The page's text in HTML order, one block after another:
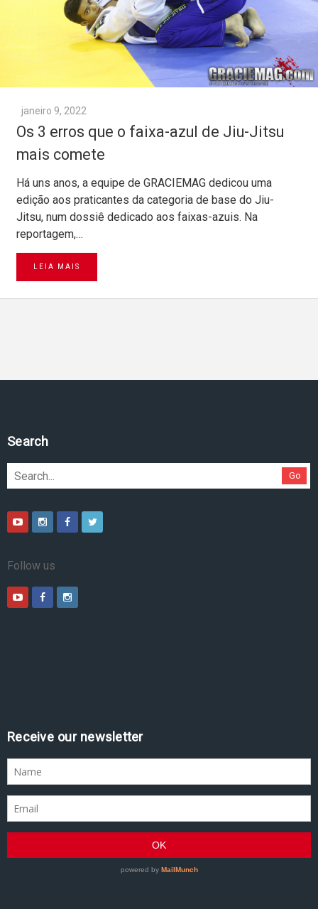
janeiro 9, 2022
Os 3 erros que o faixa-azul de Jiu-Jitsu
mais comete
Há uns anos, a equipe de GRACIEMAG dedicou uma
edição aos praticantes da categoria de base do Jiu-
Jitsu, num dossiê dedicado aos faixas-azuis. Na
reportagem,…
LEIA MAIS
Pesquise no site
Go
Follow us